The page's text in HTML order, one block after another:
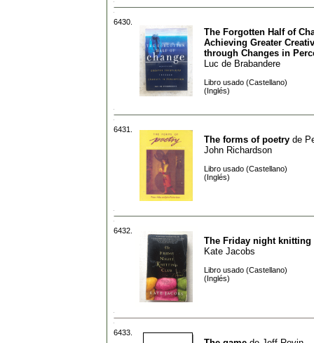
6430.
The Forgotten Half of
Achieving Greater
through Changes in
Luc de Brabandere
Libro usado (Castellano)
(Inglés)
6431.
The forms of poetry de
John Richardson
Libro usado (Castellano)
(Inglés)
6432.
The Friday night knitting
Kate Jacobs
Libro usado (Castellano)
(Inglés)
6433.